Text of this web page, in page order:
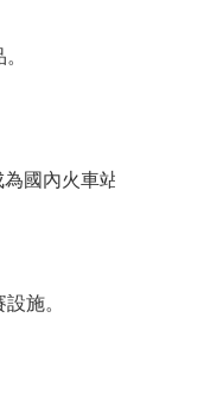
國內火車站和港口技
施。